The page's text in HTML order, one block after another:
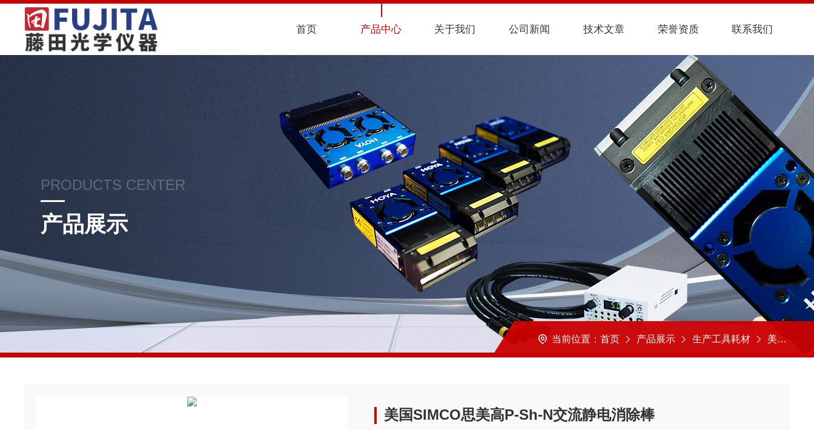
首页 产品中心 关于我们 公司新闻 技术文章 荣誉资质 联系我们
PRODUCTS CENTER
产品展示
当前位置： 首页 产品展示 生产工具耗材 美国SIMCO思美高
美国SIMCO思美高P-Sh-N交流静电消除棒